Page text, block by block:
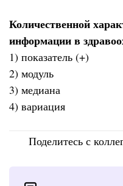
Количественной
информации в
1) показатель (+)
2) модуль
3) медиана
4) вариация
Поделитесь с